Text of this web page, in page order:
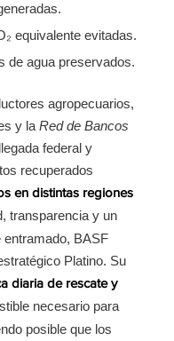
equivalente evitadas.
de agua preservados.
agropecuarios,
y la Red de Bancos
federal y
recuperados
en distintas regiones
transparencia y un
BASF
Platino. Su
diaria de rescate y
necesario para
posible que los